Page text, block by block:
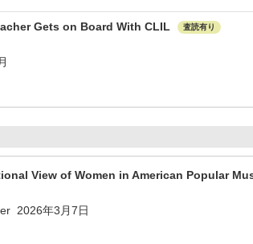
Gets on Board With CLIL 査読有り
View of Women in American Popular
2026年3月7日